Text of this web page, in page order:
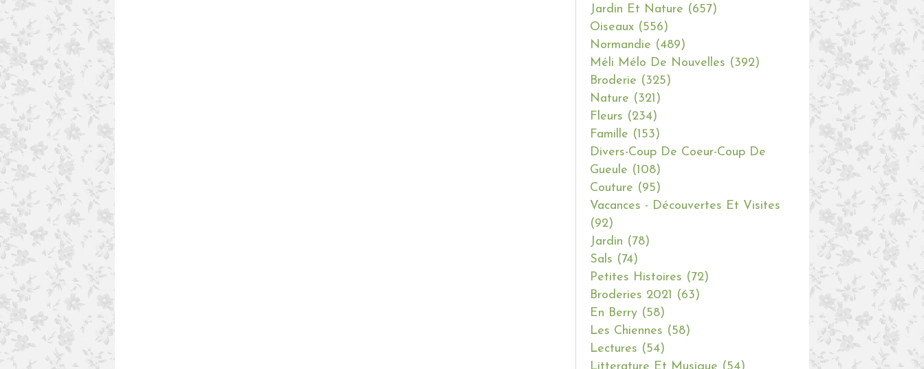
Jardin Et Nature (657)
Oiseaux (556)
Normandie (489)
Méli Mélo De Nouvelles (392)
Broderie (325)
Nature (321)
Fleurs (234)
Famille (153)
Divers-Coup De Coeur-Coup De
Gueule (108)
Couture (95)
Vacances - Découvertes Et Visites
(92)
Jardin (78)
Sals (74)
Petites Histoires (72)
Broderies 2021
(63)
En Berry (58)
Les Chiennes (58)
Lectures (54)